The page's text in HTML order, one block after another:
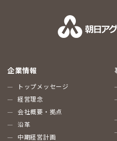
企業情報
トップメッセージ
経営理念
会社概要・拠点
沿革
中期経営計画